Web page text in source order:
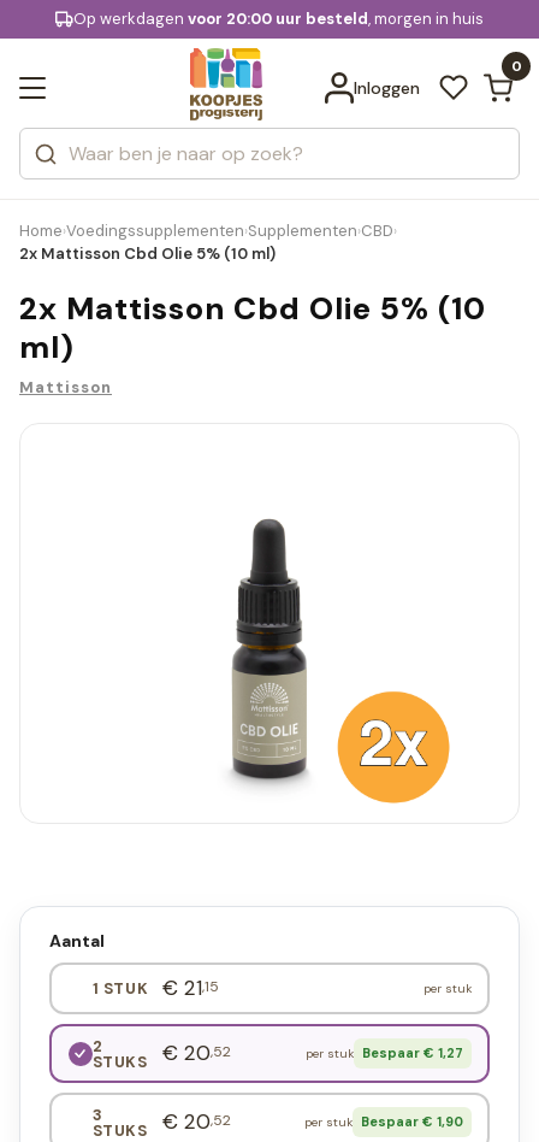
Gratis bezorging
KD.
extra
Op werkdagenvoor 20:00 uur besteld, morgen in huis
Inloggen
0
Zoeken
Categorieën
Merken
Bekijk alle resultaten
Home›Voedingssupplementen›Supplementen›CBD›
2x Mattisson Cbd Olie 5% (10 ml)
2x Mattisson Cbd Olie 5% (10
ml)
Mattisson
Aantal
1 STUK € 21,15 per stuk
2
STUKS € 20,52 per stuk Bespaar € 1,27
3
STUKS € 20,52 per stuk Bespaar € 1,90